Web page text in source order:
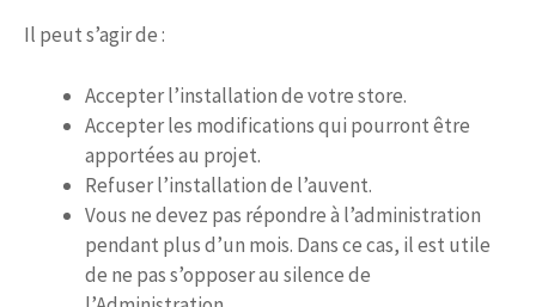
Il peut s’agir de :
Accepter l’installation de votre store.
Accepter les modifications qui pourront être
apportées au projet.
Refuser l’installation de l’auvent.
Vous ne devez pas répondre à l’administration
pendant plus d’un mois. Dans ce cas, il est utile
de ne pas s’opposer au silence de